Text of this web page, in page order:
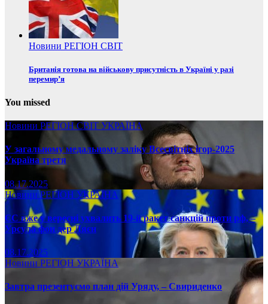
Новини РЕГІОН СВІТ
Британія готова на військову присутність в Україні у разі
перемир’я
You missed
Новини РЕГІОНСВІТ УКРАЇНА
У загальному медальному заліку Всесвітніх ігор-2025
Україна третя
08.17.2025
НовиниРЕГІОН УКРАЇНА
ЄС вже у вересні ухвалить 19-й ракет санкцій проти рф, –
Урсула фон дер Ляєн
08.17.2025
Новини РЕГІОН УКРАЇНА
Завтра презентуємо план дій Уряду, – Свириденко